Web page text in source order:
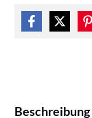
Beschreibung